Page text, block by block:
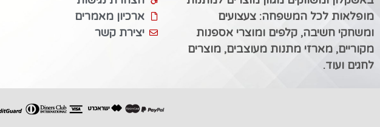
מופלאות לכל המשפחה: צעצועים
ומשחקי חשיבה, קלפים ומוצרי אספנות
מקוריים, מארזי מתנות מעוצבים, מוצרים
לחגים ועוד.
ארכיון מאמרים
יצירת קשר